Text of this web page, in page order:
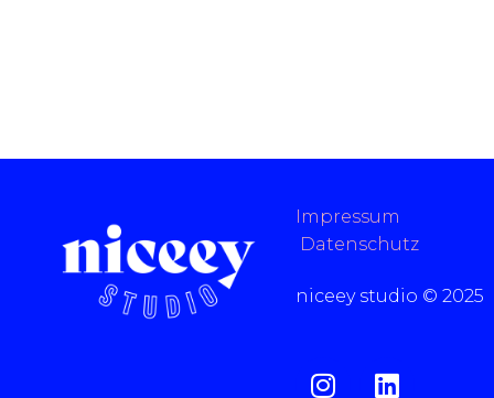
Impressum
Datenschutz
niceey studio © 2025